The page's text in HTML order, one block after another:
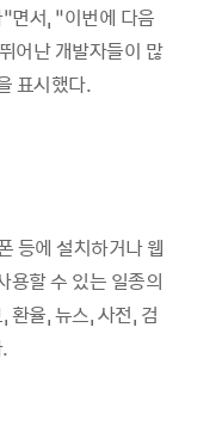
면서, “이번에 다음
어난 개발자들이 많
표시했다.
등에 설치하거나 웹
용할 수 있는 일종의
환율, 뉴스, 사전, 검